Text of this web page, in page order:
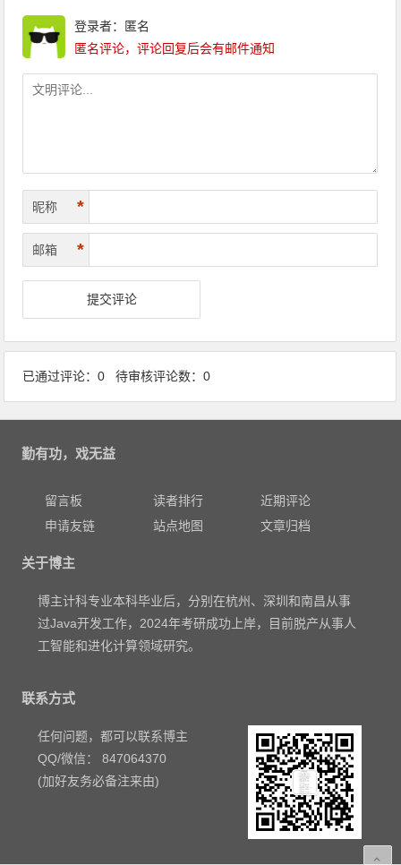
登录者：匿名
匿名评论，评论回复后会有邮件通知
昵称 *
邮箱 *
已通过评论：0 待审核评论数：0
勤有功，戏无益
留言板 读者排行
近期评论
申请友链
站点地图 文章归档
关于博主
博主计科专业本科毕业后，分别在杭州、深圳和南昌从事
过Java开发工作，2024年考研成功上岸，目前脱产从事人
工智能和进化计算领域研究。
联系方式
任何问题，都可以联系博主
QQ/微信： 847064370
(加好友务必备注来由)